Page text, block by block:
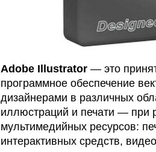
Adobe Illustrator — это
программное обеспечение
дизайнерами в различных
иллюстраций и печати — при
мультимедийных ресурсов:
интерактивных средств,